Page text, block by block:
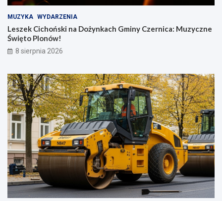
MUZYKA WYDARZENIA
Leszek Cichoński na Dożynkach Gminy Czernica: Muzyczne
Święto Plonów!
8 sierpnia 2026